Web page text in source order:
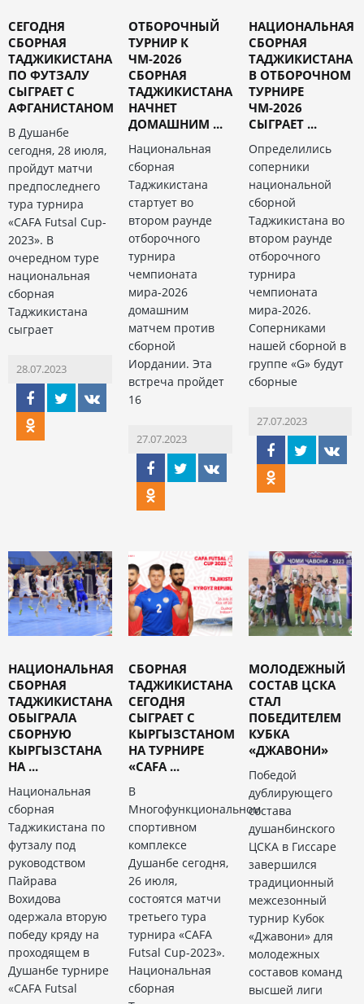
СЕГОДНЯ
СБОРНАЯ
ТАДЖИКИСТАНА
ПО ФУТЗАЛУ
СЫГРАЕТ С
АФГАНИСТАНОМ
В Душанбе
сегодня, 28 июля,
пройдут матчи
предпоследнего
тура турнира
«CAFA Futsal Cup-
2023». В
очередном туре
национальная
сборная
Таджикистана
сыграет
28.07.2023
ОТБОРОЧНЫЙ
ТУРНИР К
ЧМ-2026
СБОРНАЯ
ТАДЖИКИСТАНА
НАЧНЕТ
ДОМАШНИМ ...
Национальная
сборная
Таджикистана
стартует во
втором раунде
отборочного
турнира
чемпионата
мира-2026
домашним
матчем против
сборной
Иордании. Эта
встреча пройдет
16
27.07.2023
НАЦИОНАЛЬНАЯ
СБОРНАЯ
ТАДЖИКИСТАНА
В ОТБОРОЧНОМ
ТУРНИРЕ
ЧМ-2026
СЫГРАЕТ ...
Определились
соперники
национальной
сборной
Таджикистана во
втором раунде
отборочного
турнира
чемпионата
мира-2026.
Соперниками
нашей сборной в
группе «G» будут
сборные
27.07.2023
НАЦИОНАЛЬНАЯ
СБОРНАЯ
ТАДЖИКИСТАНА
ОБЫГРАЛА
СБОРНУЮ
КЫРГЫЗСТАНА
НА ...
Национальная
сборная
Таджикистана по
футзалу под
руководством
Пайрава
Вохидова
одержала вторую
победу кряду на
проходящем в
Душанбе турнире
«CAFA Futsal
СБОРНАЯ
ТАДЖИКИСТАНА
СЕГОДНЯ
СЫГРАЕТ С
КЫРГЫЗСТАНОМ
НА ТУРНИРЕ
«CAFA ...
В
Многофункциональном
спортивном
комплексе
Душанбе сегодня,
26 июля,
состоятся матчи
третьего тура
турнира «CAFA
Futsal Cup-2023».
Национальная
сборная
МОЛОДЕЖНЫЙ
СОСТАВ ЦСКА
СТАЛ
ПОБЕДИТЕЛЕМ
КУБКА
«ДЖАВОНИ»
Победой
дублирующего
состава
душанбинского
ЦСКА в Гиссаре
завершился
традиционный
межсезонный
турнир Кубок
«Джавони» для
молодежных
составов команд
высшей лиги